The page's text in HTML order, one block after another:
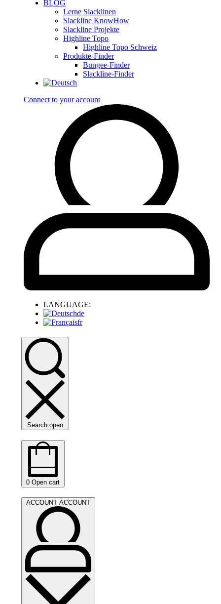
BLOG
Lerne Slacklinen
Slackline KnowHow
Slackline Projekte
Highline Topo
Highline Topo Schweiz
Produkte-Finder
Bungee-Finder
Slackline-Finder
Connect to your account
LANGUAGE:
de
fr
Search open
0 Open cart
ACCOUNT ACCOUNT